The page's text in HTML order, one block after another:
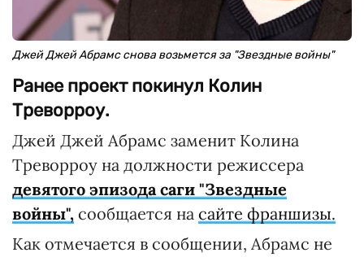
Джей Джей Абрамс снова возьмется за "Звездные войны"
Ранее проект покинул Колин
Треворроу.
Джей Джей Абрамс заменит Колина
Треворроу на должности режиссера
девятого эпизода саги "Звездные
войны", сообщается на сайте франшизы.
Как отмечается в сообщении, Абрамс не